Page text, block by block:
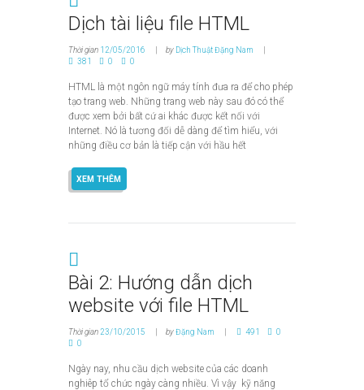
Dịch tài liệu file HTML
Thời gian 12/05/2016 by Dịch Thuật Đặng Nam
381
0 0
HTML là một ngôn ngữ máy tính đưa ra để cho phép
tạo trang web. Những trang web này sau đó có thể
được xem bởi bất cứ ai khác được kết nối với
Internet. Nó là tương đối dễ dàng để tìm hiểu, với
những điều cơ bản là tiếp cận với hầu hết
XEM THÊM
Bài 2: Hướng dẫn dịch
website với file HTML
Thời gian23/10/2015 byĐặng Nam 491
0
0
Ngày nay, nhu cầu dịch website của các doanh
nghiêp tổ chức ngày càng nhiều. Vì vậy kỹ năng